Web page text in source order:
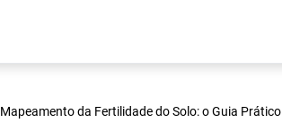
Mapeamento da Fertilidade do Solo: o Guia